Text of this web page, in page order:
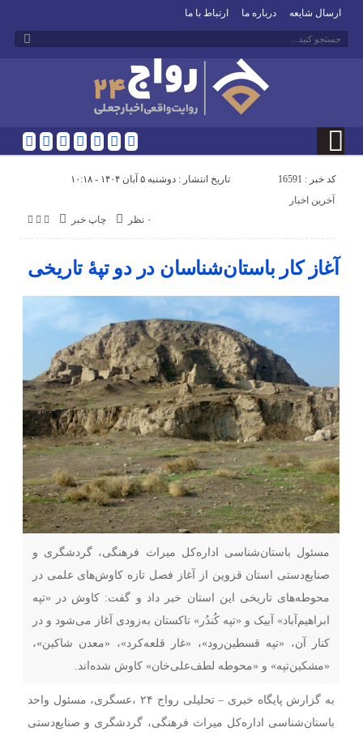
ارسال شایعه درباره ما ارتباط با ما
کد خبر : 16591 تاریخ انتشار : دوشنبه ۵ آبان ۱۴۰۴ - ۱۰:۱۸
چاپ خبر ۰ نظر
آخرین اخبار
آغاز کار باستان‌شناسان در دو تپۀ تاریخی
مسئول باستان‌شناسی اداره‌کل میراث فرهنگی، گردشگری و
صنایع‌دستی استان قزوین از آغاز فصل تازه کاوش‌های علمی در
محوطه‌های تاریخی این استان خبر داد و گفت: کاوش در «تپه
ابراهیم‌آباد» آبیک و «تپه کُندُر» تاکستان به‌زودی آغاز می‌شود و در
کنار آن، «تپه قسطین‌رود»، «غار قلعه‌کرد»، «معدن شاکین»،
«مشکین‌تپه» و «محوطه لطف‌علی‌خان» کاوش شده‌اند.
به گزارش پایگاه خبری – تحلیلی رواج ۲۴ ،عسگری، مسئول واحد
باستان‌شناسی اداره‌کل میراث فرهنگی، گردشگری و صنایع‌دستی